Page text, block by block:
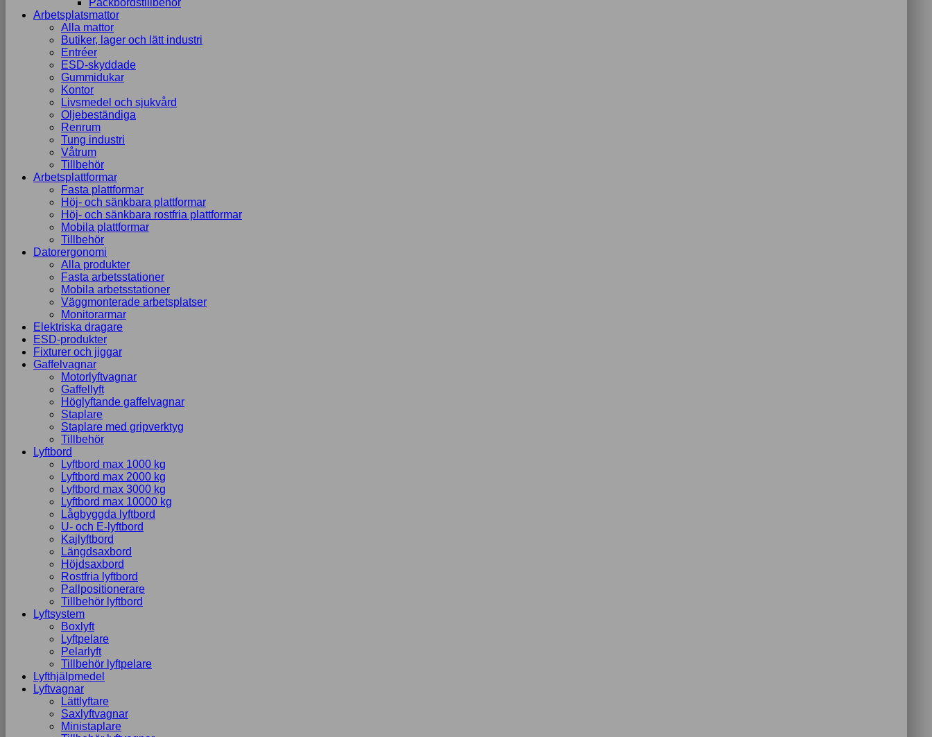
Packbordstillbehör
Arbetsplatsmattor
Alla mattor
Butiker, lager och lätt industri
Entréer
ESD-skyddade
Gummidukar
Kontor
Livsmedel och sjukvård
Oljebeständiga
Renrum
Tung industri
Våtrum
Tillbehör
Arbetsplattformar
Fasta plattformar
Höj- och sänkbara plattformar
Höj- och sänkbara rostfria plattformar
Mobila plattformar
Tillbehör
Datorergonomi
Alla produkter
Fasta arbetsstationer
Mobila arbetsstationer
Väggmonterade arbetsplatser
Monitorarmar
Elektriska dragare
ESD-produkter
Fixturer och jiggar
Gaffelvagnar
Motorlyftvagnar
Gaffellyft
Höglyftande gaffelvagnar
Staplare
Staplare med gripverktyg
Tillbehör
Lyftbord
Lyftbord max 1000 kg
Lyftbord max 2000 kg
Lyftbord max 3000 kg
Lyftbord max 10000 kg
Lågbyggda lyftbord
U- och E-lyftbord
Kajlyftbord
Längdsaxbord
Höjdsaxbord
Rostfria lyftbord
Pallpositionerare
Tillbehör lyftbord
Lyftsystem
Boxlyft
Lyftpelare
Pelarlyft
Tillbehör lyftpelare
Lyfthjälpmedel
Lyftvagnar
Lättlyftare
Saxlyftvagnar
Ministaplare